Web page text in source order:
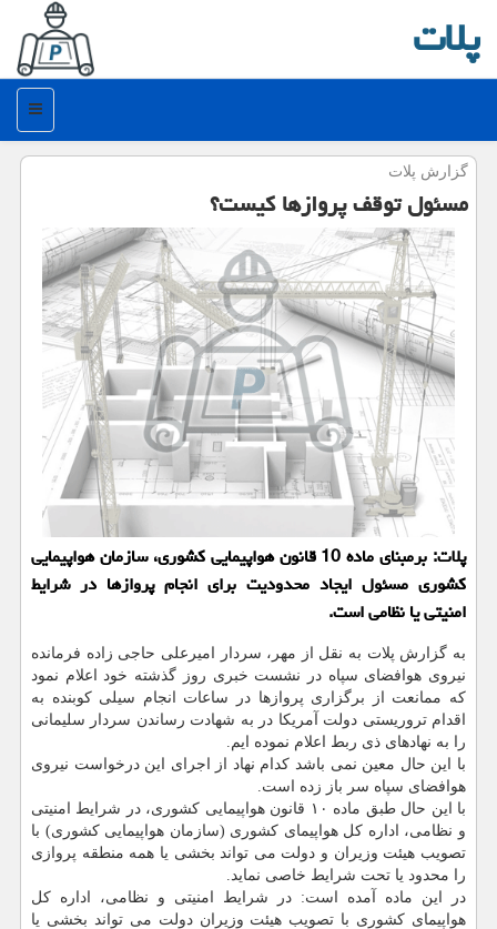
پلات
منو
گزارش پلات
مسئول توقف پروازها كیست؟
پلات: برمبنای ماده 10 قانون هواپیمایی كشوری، سازمان هواپیمایی
كشوری مسئول ایجاد محدودیت برای انجام پروازها در شرایط
امنیتی یا نظامی است.
به گزارش پلات به نقل از مهر، سردار امیرعلی حاجی زاده فرمانده
نیروی هوافضای سپاه در نشست خبری روز گذشته خود اعلام نمود
كه ممانعت از برگزاری پروازها در ساعات انجام سیلی كوبنده به
اقدام تروریستی دولت آمریكا در به شهادت رساندن سردار سلیمانی
را به نهادهای ذی ربط اعلام نموده ایم.
با این حال معین نمی باشد كدام نهاد از اجرای این درخواست نیروی
هوافضای سپاه سر باز زده است.
با این حال طبق ماده ۱۰ قانون هواپیمایی كشوری، در شرایط امنیتی
و نظامی، اداره كل هواپیمای كشوری (سازمان هواپیمایی كشوری) با
تصویب هیئت وزیران و دولت می تواند بخشی یا همه منطقه پروازی
را محدود یا تحت شرایط خاصی نماید.
در این ماده آمده است: در شرایط امنیتی و نظامی، اداره كل
هواپیمای كشوری با تصویب هیئت وزیران دولت می تواند بخشی یا